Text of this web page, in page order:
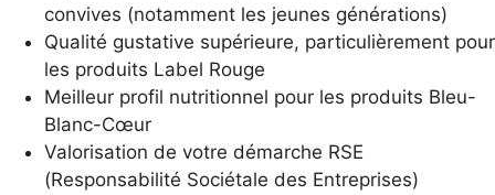
convives (notamment les jeunes générations)
Qualité gustative supérieure, particulièrement pour
les produits Label Rouge
Meilleur profil nutritionnel pour les produits Bleu-
Blanc-Cœur
Valorisation de votre démarche RSE
(Responsabilité Sociétale des Entreprises)